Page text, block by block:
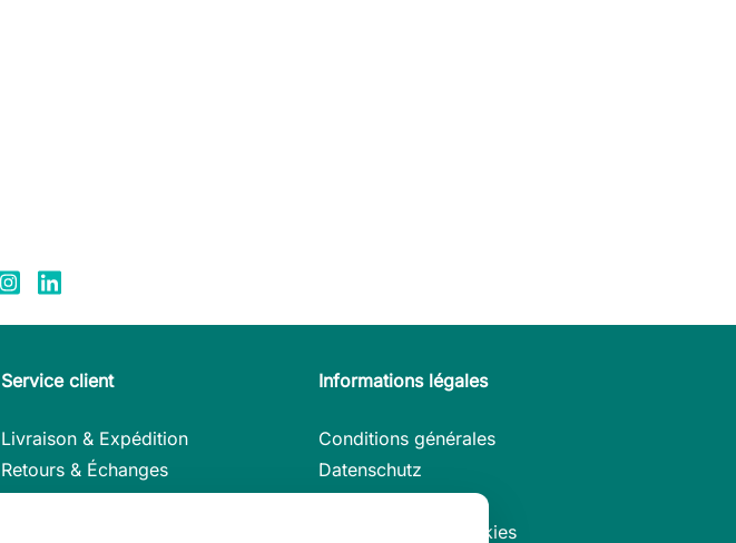
Service client
Livraison & Expédition
Retours & Échanges
Modes de paiement
Informations légales
Conditions générales
Datenschutz
Mentions légales
Préférences de cookies